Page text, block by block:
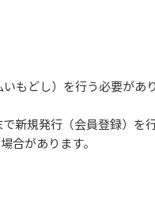
いもどし）を行う必要があ
新規発行（会員登録）を行
合があります。